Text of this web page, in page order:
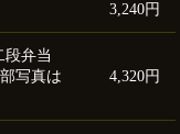
3,240円
弁当
写真は
4,320円